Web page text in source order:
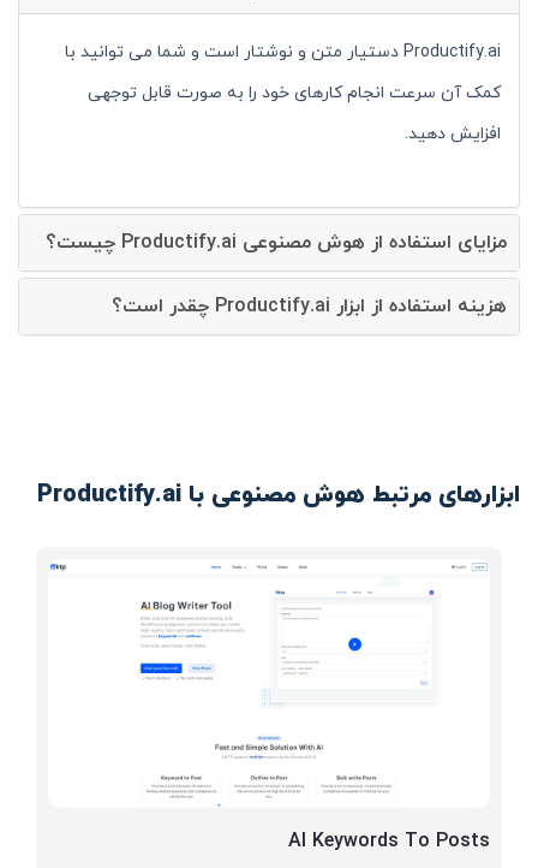
Productify.ai دستیار متن و نوشتار است و شما می توانید با
کمک آن سرعت انجام کارهای خود را به صورت قابل توجهی
افزایش دهید.
مزایای استفاده از هوش مصنوعی Productify.ai چیست؟
هزینه استفاده از ابزار Productify.ai چقدر است؟
ابزارهای مرتبط هوش مصنوعی با Productify.ai
AI Keywords To Posts